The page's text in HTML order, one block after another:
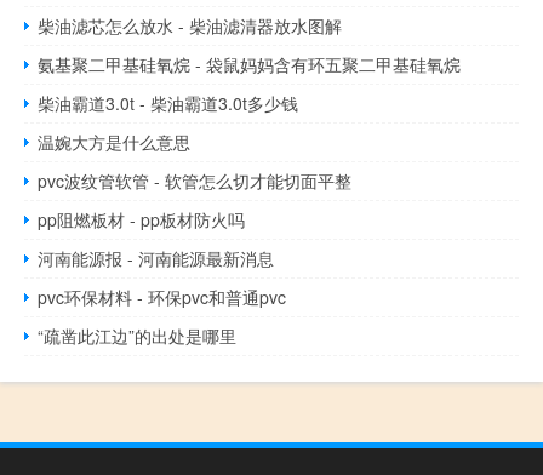
柴油滤芯怎么放水 - 柴油滤清器放水图解
氨基聚二甲基硅氧烷 - 袋鼠妈妈含有环五聚二甲基硅氧烷
柴油霸道3.0t - 柴油霸道3.0t多少钱
温婉大方是什么意思
pvc波纹管软管 - 软管怎么切才能切面平整
pp阻燃板材 - pp板材防火吗
河南能源报 - 河南能源最新消息
pvc环保材料 - 环保pvc和普通pvc
“疏凿此江边”的出处是哪里